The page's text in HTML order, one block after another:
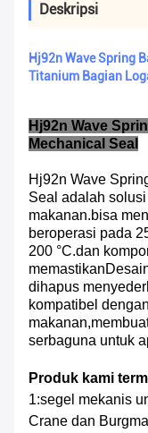
Deskripsi
Hj92n Wave Spring
Titanium Bagian
Hj92n Wave
Mechanical Seal
Hj92n Wave
Seal adalah
makanan.bisa
beroperasi pada
200 °C.dan
dihapus
kompatibel
serbaguna untuk
Produk kami
1:segel mekanis
Crane dan